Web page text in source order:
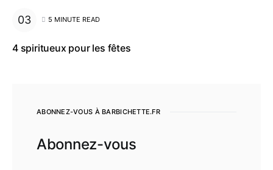
5 MINUTE READ
4 spiritueux pour les fêtes
ABONNEZ-VOUS À BARBICHETTE.FR
Abonnez-vous